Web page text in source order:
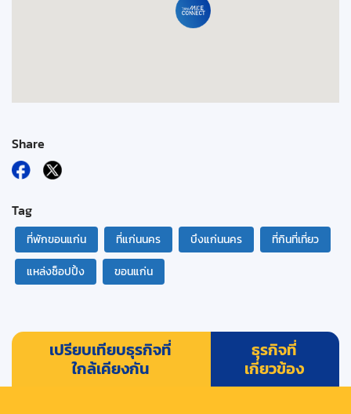
Share
Tag
ที่พักขอนแก่น ที่แก่นนคร บึงแก่นนคร
ที่กินที่เที่ยว
แหล่งช็อปปิ้ง
ขอนแก่น
เปรียบเทียบธุรกิจที่
ใกล้เคียงกัน
ธุรกิจที่
เกี่ยวข้อง